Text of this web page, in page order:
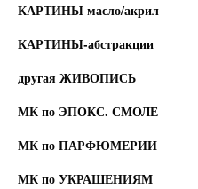
КАРТИНЫ масло/акрил
КАРТИНЫ-абстракции
другая ЖИВОПИСЬ
МК по ЭПОКС. СМОЛЕ
МК по ПАРФЮМЕРИИ
МК по УКРАШЕНИЯМ